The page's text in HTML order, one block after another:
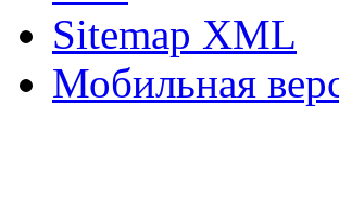
Sitemap XML
Мобильная